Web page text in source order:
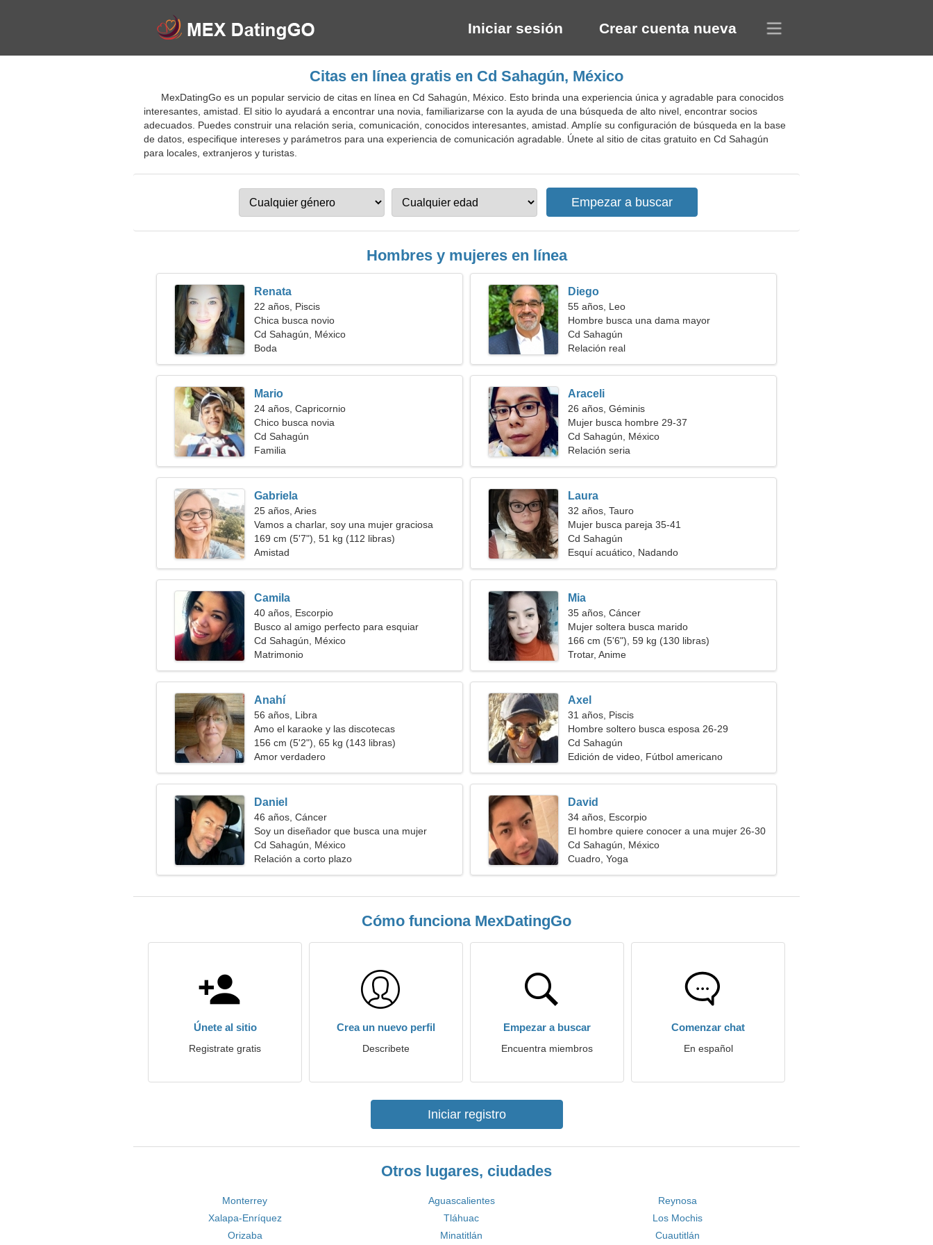
Iniciar sesión Crear cuenta nueva
Citas en línea gratis en Cd Sahagún, México
MexDatingGo es un popular servicio de citas en línea en Cd Sahagún, México. Esto brinda una experiencia única y agradable para conocidos
interesantes, amistad. El sitio lo ayudará a encontrar una novia, familiarizarse con la ayuda de una búsqueda de alto nivel, encontrar socios
adecuados. Puedes construir una relación seria, comunicación, conocidos interesantes, amistad. Amplíe su configuración de búsqueda en la base
de datos, especifique intereses y parámetros para una experiencia de comunicación agradable. Únete al sitio de citas gratuito en Cd Sahagún
para locales, extranjeros y turistas.
Hombres y mujeres en línea
Renata
22 años, Piscis
Chica busca novio
Cd Sahagún, México
Boda
Diego
55 años, Leo
Hombre busca una dama mayor
Cd Sahagún
Relación real
Mario
24 años, Capricornio
Chico busca novia
Cd Sahagún
Familia
Araceli
26 años, Géminis
Mujer busca hombre 29-37
Cd Sahagún, México
Relación seria
Gabriela
25 años, Aries
Vamos a charlar, soy una mujer graciosa
169 cm (5'7"), 51 kg (112 libras)
Amistad
Laura
32 años, Tauro
Mujer busca pareja 35-41
Cd Sahagún
Esquí acuático, Nadando
Camila
40 años, Escorpio
Busco al amigo perfecto para esquiar
Cd Sahagún, México
Matrimonio
Mia
35 años, Cáncer
Mujer soltera busca marido
166 cm (5'6"), 59 kg (130 libras)
Trotar, Anime
Anahí
56 años, Libra
Amo el karaoke y las discotecas
156 cm (5'2"), 65 kg (143 libras)
Amor verdadero
Axel
31 años, Piscis
Hombre soltero busca esposa 26-29
Cd Sahagún
Edición de video, Fútbol americano
Daniel
46 años, Cáncer
Soy un diseñador que busca una mujer
enérgica
Cd Sahagún, México
Relación a corto plazo
David
34 años, Escorpio
El hombre quiere conocer a una mujer 26-30
Cd Sahagún, México
Cuadro, Yoga
Cómo funciona MexDatingGo
Únete al sitio
Registrate gratis
Crea un nuevo perfil
Describete
Empezar a buscar
Encuentra miembros
Comenzar chat
En español
Iniciar registro
Otros lugares, ciudades
Monterrey Aguascalientes
Reynosa
Xalapa-Enríquez
Tláhuac
Los Mochis
Orizaba
Minatitlán Cuautitlán